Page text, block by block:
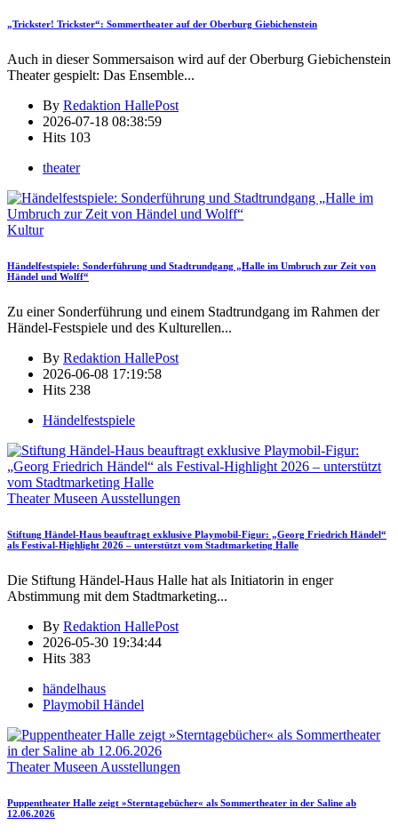
„Trickster! Trickster“: Sommertheater auf der Oberburg Giebichenstein
Auch in dieser Sommersaison wird auf der Oberburg Giebichenstein
Theater gespielt: Das Ensemble...
By Redaktion HallePost
2026-07-18 08:38:59
Hits 103
theater
Kultur
Händelfestspiele: Sonderführung und Stadtrundgang „Halle im Umbruch zur Zeit von
Händel und Wolff“
Zu einer Sonderführung und einem Stadtrundgang im Rahmen der
Händel-Festspiele und des Kulturellen...
By Redaktion HallePost
2026-06-08 17:19:58
Hits 238
Händelfestspiele
Theater Museen Ausstellungen
Stiftung Händel-Haus beauftragt exklusive Playmobil-Figur: „Georg Friedrich Händel“
als Festival-Highlight 2026 – unterstützt vom Stadtmarketing Halle
Die Stiftung Händel-Haus Halle hat als Initiatorin in enger
Abstimmung mit dem Stadtmarketing...
By Redaktion HallePost
2026-05-30 19:34:44
Hits 383
händelhaus
Playmobil Händel
Theater Museen Ausstellungen
Puppentheater Halle zeigt »Sterntagebücher« als Sommertheater in der Saline ab
12.06.2026